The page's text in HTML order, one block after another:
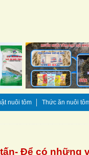
nuôi tôm Thức ăn nuôi
​Để có những